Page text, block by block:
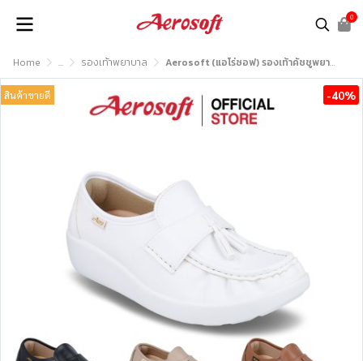
0
Home ... รองเท้าพยาบาล Aerosoft (แอโร่ซอฟ) รองเท้าคัชชูพยาบาลเพื่อสุขภาพ รุ่น Healthy A1 (NW9091)
สินค้าขายดี -40%